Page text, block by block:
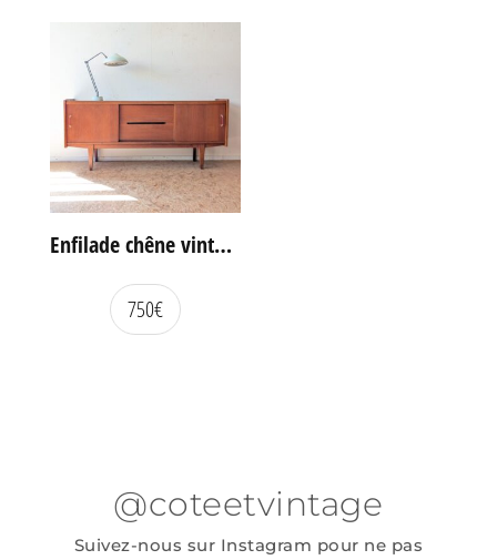
Enfilade chêne vintage portes coulissantes
750€
@coteetvintage
Suivez-nous sur Instagram pour ne pas